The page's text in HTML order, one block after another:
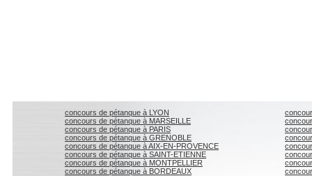
concours de pétanque à LYON
concours de pétanque à MARSEILLE
concours de pétanque à PARIS
concours de pétanque à GRENOBLE
concours de pétanque à AIX-EN-PROVENCE
concours de pétanque à SAINT-ETIENNE
concours de pétanque à MONTPELLIER
concours de pétanque à BORDEAUX